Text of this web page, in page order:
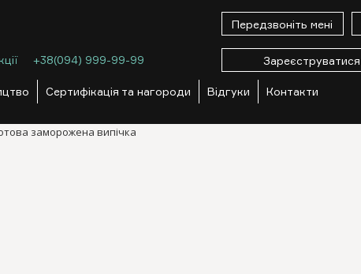
+38(094) 999-99-99
Сертифікація та нагороди Відгуки Контакти
Передзвоніть мені
Зареєструватися
заморожена випічка